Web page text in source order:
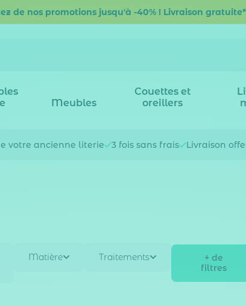
de nos promotions jusqu'à -40% ! Livraison gratuite*
Meubles
Couettes et
oreillers
votre ancienne literie 3 fois sans frais Livraison
Matière Traitements
+ de
filtres